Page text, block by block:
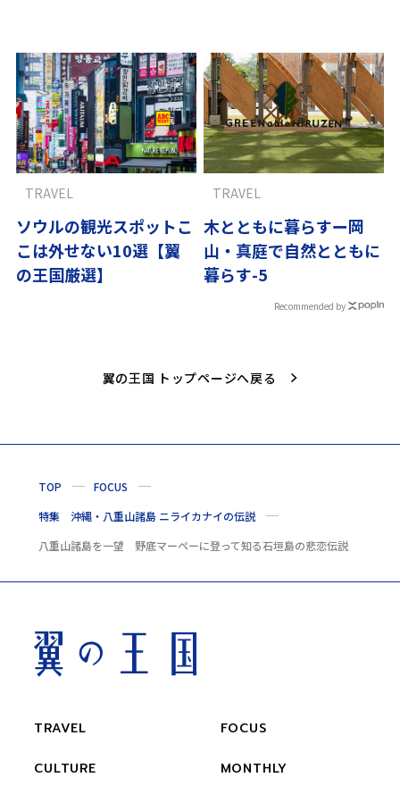
ソウルの観光スポットこ
こは外せない10選【翼
の王国厳選】
TRAVEL
木とともに暮らすー岡
山・真庭で自然とともに
暮らす-5
TRAVEL
Recommended by
翼の王国 トップページへ戻る
TOP
FOCUS
特集 沖縄・八重山諸島 ニライカナイの伝説
八重山諸島を一望 野底マーペーに登って知る石垣島の悲恋伝説
TRAVEL
CULTURE
FOCUS
MONTHLY